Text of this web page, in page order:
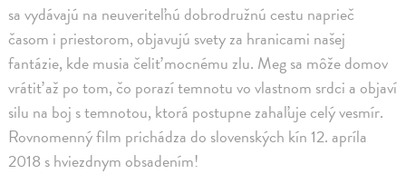
sa vydávajú na neuveriteľnú dobrodružnú cestu naprieč
časom i priestorom, objavujú svety za hranicami našej
fantázie, kde musia čeliť mocnému zlu. Meg sa môže domov
vrátiť až po tom, čo porazí temnotu vo vlastnom srdci a objaví
silu na boj s temnotou, ktorá postupne zahaľuje celý vesmír.
Rovnomenný film prichádza do slovenských kín 12. apríla
2018 s hviezdnym obsadením!